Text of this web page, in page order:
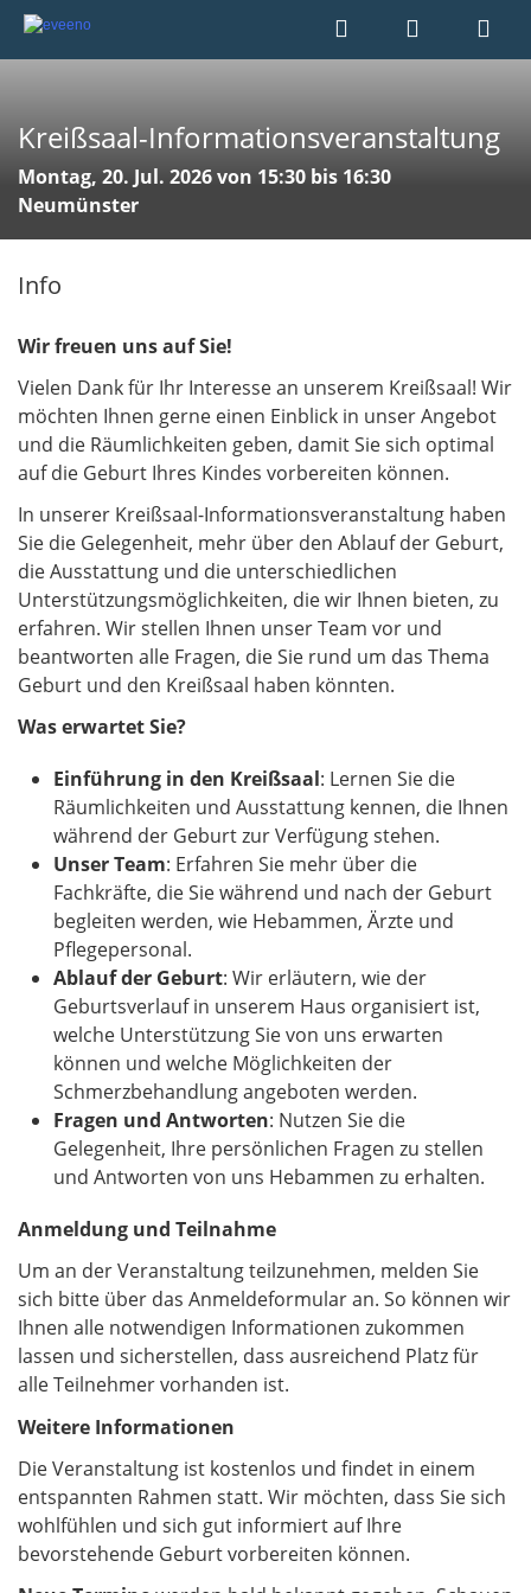
Kreißsaal-Informationsveranstaltung
Montag, 20. Jul. 2026 von 15:30 bis 16:30
Neumünster
Info
Wir freuen uns auf Sie!
Vielen Dank für Ihr Interesse an unserem Kreißsaal! Wir
möchten Ihnen gerne einen Einblick in unser Angebot
und die Räumlichkeiten geben, damit Sie sich optimal
auf die Geburt Ihres Kindes vorbereiten können.
In unserer Kreißsaal-Informationsveranstaltung haben
Sie die Gelegenheit, mehr über den Ablauf der Geburt,
die Ausstattung und die unterschiedlichen
Unterstützungsmöglichkeiten, die wir Ihnen bieten, zu
erfahren. Wir stellen Ihnen unser Team vor und
beantworten alle Fragen, die Sie rund um das Thema
Geburt und den Kreißsaal haben könnten.
Was erwartet Sie?
Einführung in den Kreißsaal: Lernen Sie die
Räumlichkeiten und Ausstattung kennen, die Ihnen
während der Geburt zur Verfügung stehen.
Unser Team: Erfahren Sie mehr über die
Fachkräfte, die Sie während und nach der Geburt
begleiten werden, wie Hebammen, Ärzte und
Pflegepersonal.
Ablauf der Geburt: Wir erläutern, wie der
Geburtsverlauf in unserem Haus organisiert ist,
welche Unterstützung Sie von uns erwarten
können und welche Möglichkeiten der
Schmerzbehandlung angeboten werden.
Fragen und Antworten: Nutzen Sie die
Gelegenheit, Ihre persönlichen Fragen zu stellen
und Antworten von uns Hebammen zu erhalten.
Anmeldung und Teilnahme
Um an der Veranstaltung teilzunehmen, melden Sie
sich bitte über das Anmeldeformular an. So können wir
Ihnen alle notwendigen Informationen zukommen
lassen und sicherstellen, dass ausreichend Platz für
alle Teilnehmer vorhanden ist.
Weitere Informationen
Die Veranstaltung ist kostenlos und findet in einem
entspannten Rahmen statt. Wir möchten, dass Sie sich
wohlfühlen und sich gut informiert auf Ihre
bevorstehende Geburt vorbereiten können.